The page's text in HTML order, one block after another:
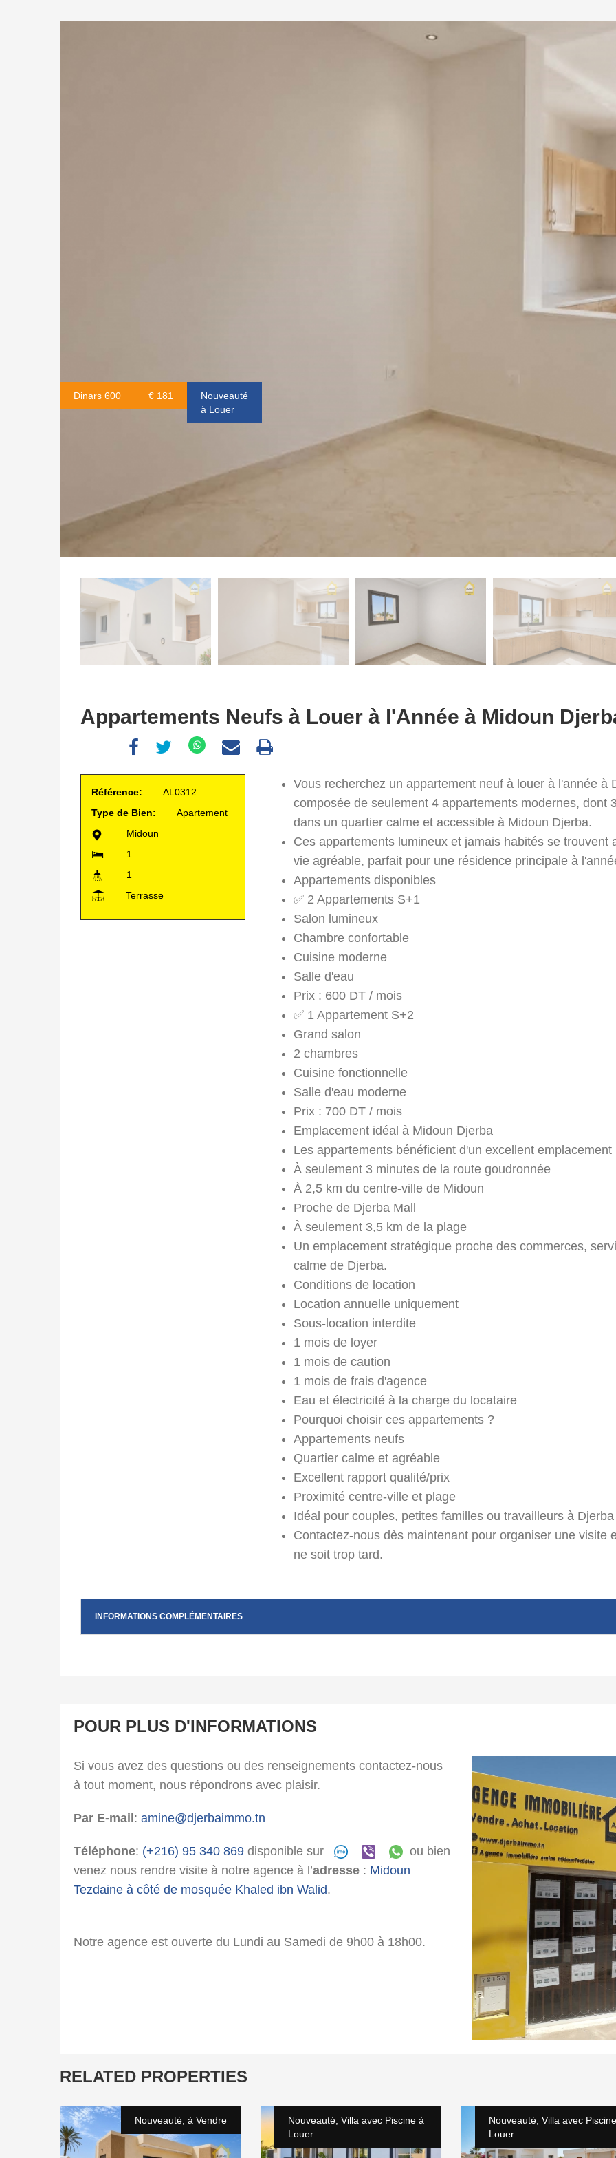
Appartements Neufs à Louer à l'Année à Midoun
Dinars 600 € 181
Nouveauté
à Louer
Référence:
AL0312
Type de Bien:
Apartement
Midoun
1
1
Terrasse
Vous recherchez un appartement neuf à louer à l'année à
composée de seulement 4 appartements modernes, dont
dans un quartier calme et accessible à Midoun Djerba.
Ces appartements lumineux et jamais habités se
vie agréable, parfait pour une résidence principale à
Appartements disponibles
✅ 2 Appartements S+1
Salon lumineux
Chambre confortable
Cuisine moderne
Salle d'eau
Prix : 600 DT / mois
✅ 1 Appartement S+2
Grand salon
2 chambres
Cuisine fonctionnelle
Salle d'eau moderne
Prix : 700 DT / mois
Emplacement idéal à Midoun Djerba
Les appartements bénéficient d'un excellent emplacement
À seulement 3 minutes de la route goudronnée
À 2,5 km du centre-ville de Midoun
Proche de Djerba Mall
À seulement 3,5 km de la plage
Un emplacement stratégique proche des commerces,
calme de Djerba.
Conditions de location
Location annuelle uniquement
Sous-location interdite
1 mois de loyer
1 mois de caution
1 mois de frais d'agence
Eau et électricité à la charge du locataire
Pourquoi choisir ces appartements ?
Appartements neufs
Quartier calme et agréable
Excellent rapport qualité/prix
Proximité centre-ville et plage
Idéal pour couples, petites familles ou travailleurs à Djerba
Contactez-nous dès maintenant pour organiser une visite
ne soit trop tard.
INFORMATIONS COMPLÉMENTAIRES
POUR PLUS D'INFORMATIONS
Si vous avez des questions ou des renseignements contactez-nous
à tout moment, nous répondrons avec plaisir.
Par E-mail : amine@djerbaimmo.tn
Téléphone: (+216) 95 340 869 disponible sur
ou bien
venez nous rendre visite à notre agence à l’adresse : Midoun
Tezdaine à côté de mosquée Khaled ibn Walid.
Notre agence est ouverte du Lundi au Samedi de 9h00 à 18h00.
RELATED PROPERTIES
Nouveauté, à Vendre
Nouveauté, Villa avec Piscine à
Louer
Nouveauté, Villa avec
Louer